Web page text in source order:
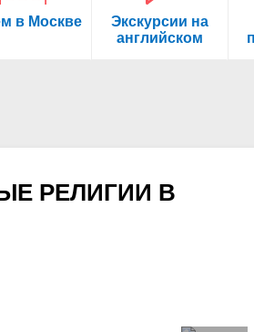
в Москве
Экскурсии на
английском
РЕЛИГИИ В